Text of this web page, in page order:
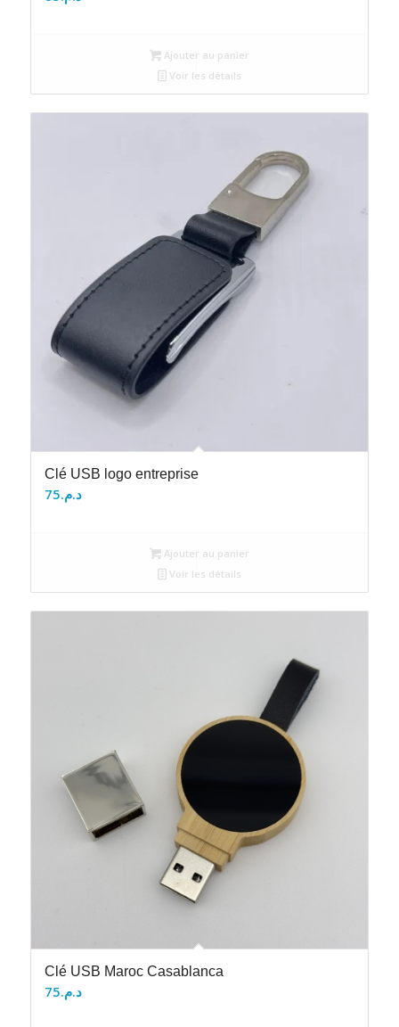
Ajouter au panier
Voir les détails
Clé USB logo entreprise
د.م.75
Ajouter au panier
Voir les détails
Clé USB Maroc Casablanca
د.م.75